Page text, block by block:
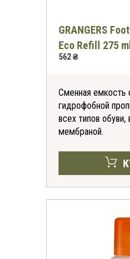
GRANGERS
Eco Refill 275 ml
562 ₴
Сменная
гидрофобной
всех типов
мембраной.